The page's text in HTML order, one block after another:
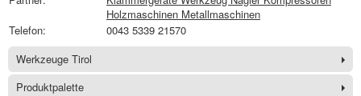
Holzmaschinen Metallmaschinen
Telefon:
0043 5339 21570
Werkzeuge Tirol
Produktpalette